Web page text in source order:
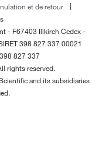
et de retour
- F67403 Illkirch Cedex -
398 827 337 00021
827 337
rights reserved.
and its subsidiaries